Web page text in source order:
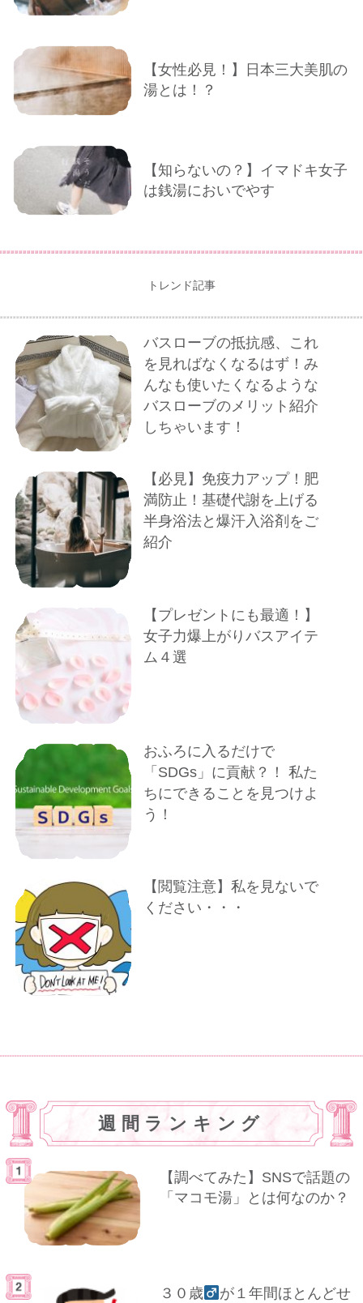
【女性必見！】日本三大美肌の
湯とは！？
【知らないの？】イマドキ女子
は銭湯においでやす
トレンド記事
バスローブの抵抗感、これ
を見ればなくなるはず！み
んなも使いたくなるような
バスローブのメリット紹介
しちゃいます！
【必見】免疫力アップ！肥
満防止！基礎代謝を上げる
半身浴法と爆汗入浴剤をご
紹介
【プレゼントにも最適！】
女子力爆上がりバスアイテ
ム４選
おふろに入るだけで
「SDGs」に貢献？！ 私た
ちにできることを見つけよ
う！
【閲覧注意】私を見ないで
ください・・・
週間ランキング
【調べてみた】SNSで話題の
「マコモ湯」とは何なのか？
３０歳
が１年間ほとんどせ